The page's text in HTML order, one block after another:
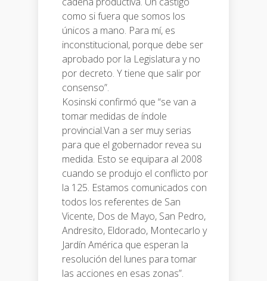
como si fuera que somos los
únicos a mano. Para mí, es
inconstitucional, porque debe ser
aprobado por la Legislatura y no
por decreto. Y tiene que salir por
consenso”.
Kosinski confirmó que “se van a
tomar medidas de índole
provincial.Van a ser muy serias
para que el gobernador revea su
medida. Esto se equipara al 2008
cuando se produjo el conflicto por
la 125. Estamos comunicados con
todos los referentes de San
Vicente, Dos de Mayo, San Pedro,
Andresito, Eldorado, Montecarlo y
Jardín América que esperan la
resolución del lunes para tomar
las acciones en esas zonas”.